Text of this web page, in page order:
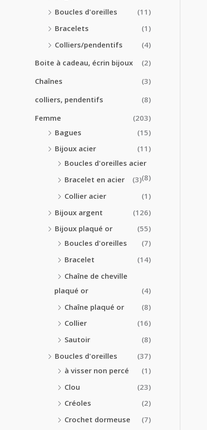
2
Boucles d'oreilles
(11)
Bracelets
(1)
Colliers/pendentifs
(4)
Boite à cadeau, écrin bijoux
(2)
Chaînes
(3)
colliers, pendentifs
(8)
Femme
(203)
Bagues
(15)
Bijoux acier
(11)
Boucles d'oreilles acier
(8)
Bracelet en acier
(3)
Collier acier
(1)
Bijoux argent
(126)
Bijoux plaqué or
(55)
Boucles d'oreilles
(7)
Bracelet
(14)
Chaîne de cheville
plaqué or
(4)
Chaîne plaqué or
(8)
Collier
(16)
Sautoir
(8)
Boucles d'oreilles
(37)
à visser non percé
(1)
Clou
(23)
Créoles
(2)
Crochet dormeuse
(7)